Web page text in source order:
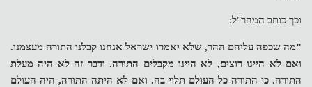
וכך כותב המהר"ל:
"מה שכפה עליהם ההר, שלא יאמרו ישראל אנחנו קבלנו התורה מעצמנו.
ואם לא היינו רוצים, לא היינו מקבלים התורה. ודבר זה לא היה מעלת
התורה. כי התורה כל העולם תלוי בה. ואם לא היתה התורה, היה העולם